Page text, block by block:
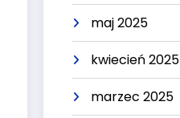
maj 2025
kwiecień 2025
marzec 2025